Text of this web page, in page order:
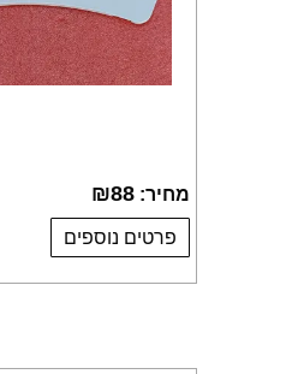
מחיר: ₪88
פרטים נוספים